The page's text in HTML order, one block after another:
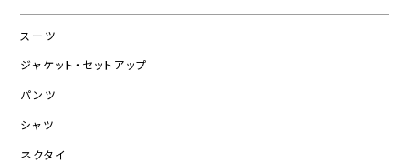
スーツ
ジャケット・セットアップ
パンツ
シャツ
ネクタイ